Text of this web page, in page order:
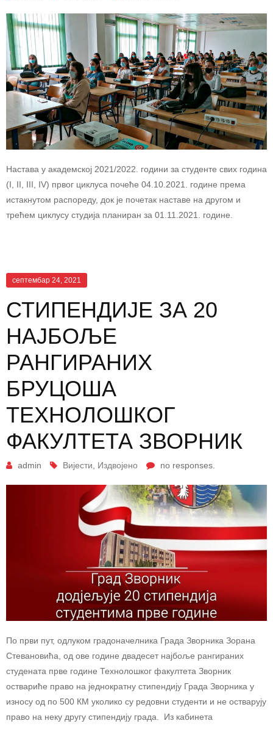
Настава у акадeмској 2021/2022. години за студенте свих година
(I, II, III, IV) првог циклуса почеће 04.10.2021. године према
истакнутом распореду, док је почетак наставе на другом и
трећем циклусу студија планиран за 01.11.2021. године.
септембар 24, 2021
СТИПЕНДИЈЕ ЗА 20
НАЈБОЉЕ
РАНГИРАНИХ
БРУЦОША
ТЕХНОЛОШКОГ
ФАКУЛТЕТА ЗВОРНИК
admin Вијести Издвојено no responses.
По први пут, одлуком градоначелника Града Зворника Зорана
Стевановића, од ове године двадесет најбоље рангираних
студената прве године Технолошког факултета Зворник
оствариће право на једнократну стипендију Града Зворника у
износу од по 500 КМ уколико су редовни студенти и не остварују
право на неку другу стипендију града. Из кабинета